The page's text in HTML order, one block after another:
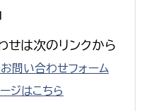
せは次のリンクから
問い合わせフォーム
ジはこちら